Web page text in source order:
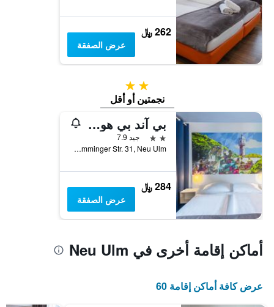
262 ﷼
عرض الصفقة
2 نجمتين
نجمتين أو أقل
بي آند بي هوتول نيو-أولم
2 نجمتين
جيد 7.9
Memminger Str. 31, Neu Ulm, بافاريا, ألمانيا
284 ﷼
عرض الصفقة
أماكن إقامة أخرى في Neu Ulm
عرض كافة أماكن إقامة 60